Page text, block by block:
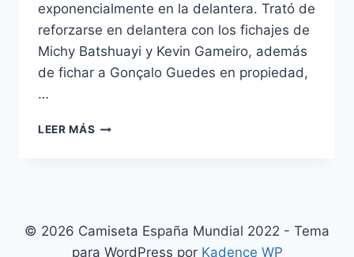
exponencialmente en la delantera. Trató de
reforzarse en delantera con los fichajes de
Michy Batshuayi y Kevin Gameiro, además
de fichar a Gonçalo Guedes en propiedad,
…
LEER MÁS VALENCIA
© 2026 Camiseta España Mundial 2022 - Tema
para WordPress por Kadence WP